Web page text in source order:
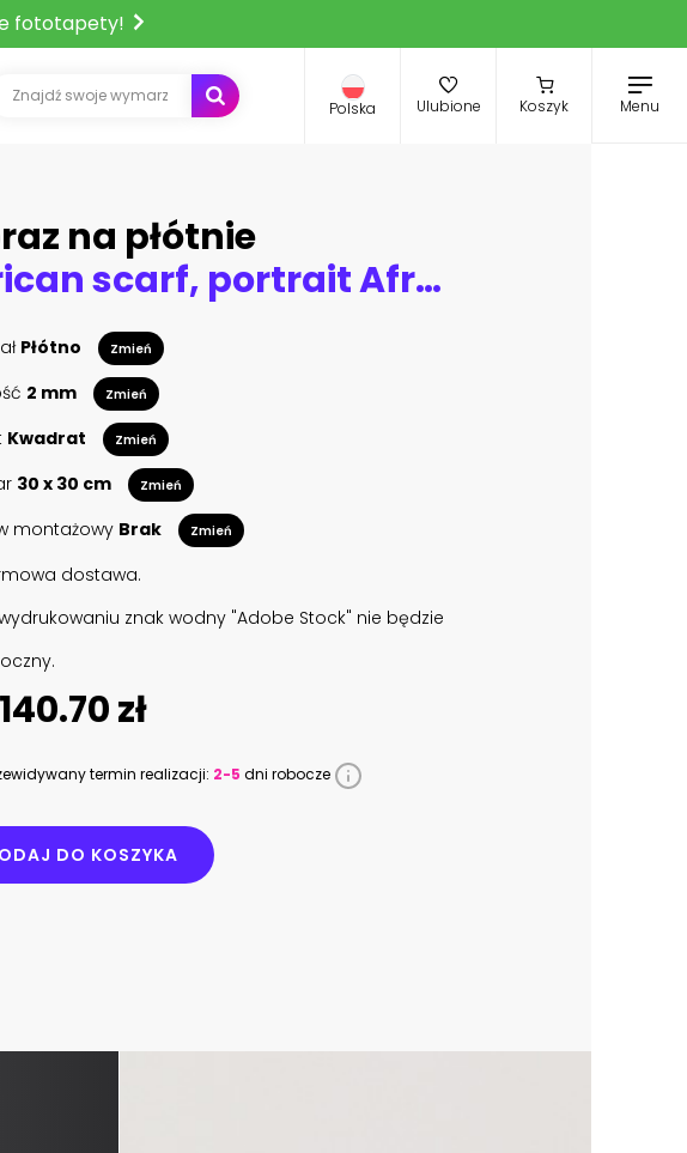
fototapety!
Polska Ulubione Koszyk Menu
na płótnie
African scarf, portrait Afro woman in a colorful striped zig zag turban. Tribal Wrap fashion, Ankara, Kente, kitenge dresses. Nigerian style, Ghanaian head wrap vector for Print, poster, t-shirt, card
Płótno Zmień
2 mm Zmień
Kwadrat Zmień
30 x 30 cm Zmień
montażowy Brak Zmień
dostawa.
znak wodny "Adobe Stock" nie będzie
140.70 zł
termin realizacji: 2-5 dni robocze
DO KOSZYKA